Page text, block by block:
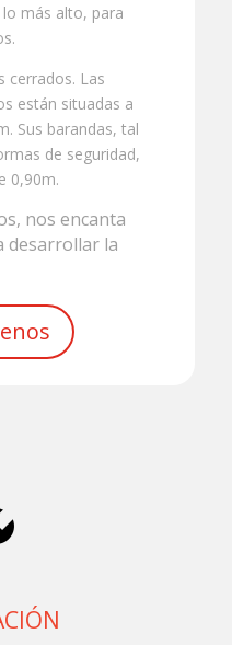
más alto, para
cerrados. Las
están situadas a
Sus barandas, tal
de seguridad,
0,90m.
nos encanta
desarrollar la